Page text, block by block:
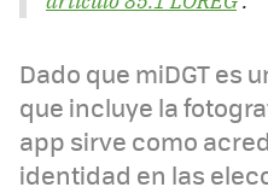
Dado que miDGT es
que incluye la
app sirve como
identidad en las